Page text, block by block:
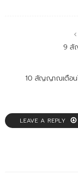
9 สั
10 สัญญาณเตือนโ
LEAVE A REPLY